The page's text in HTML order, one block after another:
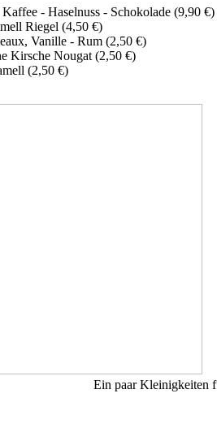
- Haselnuss - Schokolade (9,90 €)
Riegel (4,50 €)
Vanille - Rum (2,50 €)
Kirsche Nougat (2,50 €)
(2,50 €)
Ein paar Kleinigkeiten